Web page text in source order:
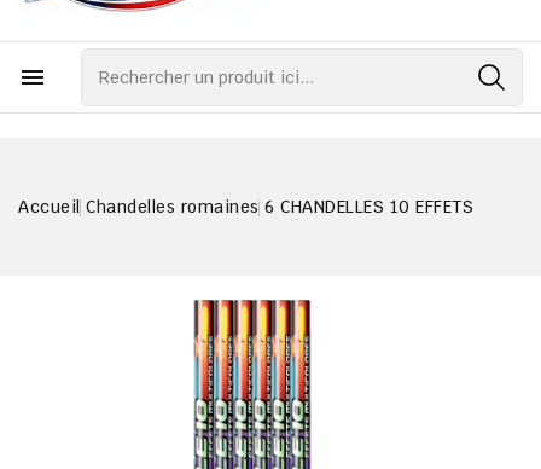

Accueil Chandelles romaines 6 CHANDELLES 10 EFFETS